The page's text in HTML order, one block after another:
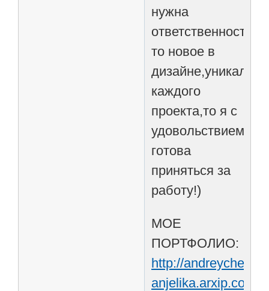
нужна
то новое в
каждого
проекта,то я с
удовольствием
готова
приняться за
работу!)
МОЕ
ПОРТФОЛИО:
http://
anjelika.arxip.com